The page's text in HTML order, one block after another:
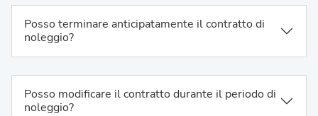
Posso terminare anticipatamente il contratto di
noleggio?
Posso modificare il contratto durante il periodo di
noleggio?